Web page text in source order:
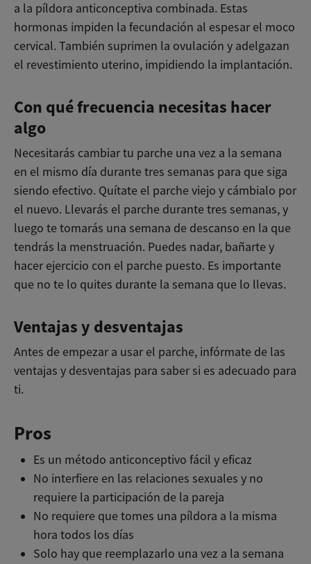
a la píldora anticonceptiva combinada. Estas
hormonas impiden la fecundación al espesar el moco
cervical. También suprimen la ovulación y adelgazan
el revestimiento uterino, impidiendo la implantación.
Con qué frecuencia necesitas hacer
algo
Necesitarás cambiar tu parche una vez a la semana
en el mismo día durante tres semanas para que siga
siendo efectivo. Quítate el parche viejo y cámbialo por
el nuevo. Llevarás el parche durante tres semanas, y
luego te tomarás una semana de descanso en la que
tendrás la menstruación. Puedes nadar, bañarte y
hacer ejercicio con el parche puesto. Es importante
que no te lo quites durante la semana que lo llevas.
Ventajas y desventajas
Antes de empezar a usar el parche, infórmate de las
ventajas y desventajas para saber si es adecuado para
ti.
Pros
Es un método anticonceptivo fácil y eficaz
No interfiere en las relaciones sexuales y no
requiere la participación de la pareja
No requiere que tomes una píldora a la misma
hora todos los días
Solo hay que reemplazarlo una vez a la semana